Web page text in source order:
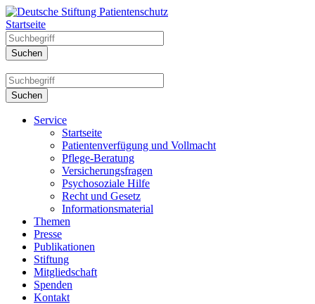
Startseite
Service
Startseite
Patientenverfügung und Vollmacht
Pflege-Beratung
Versicherungsfragen
Psychosoziale Hilfe
Recht und Gesetz
Informationsmaterial
Themen
Presse
Publikationen
Stiftung
Mitgliedschaft
Spenden
Kontakt